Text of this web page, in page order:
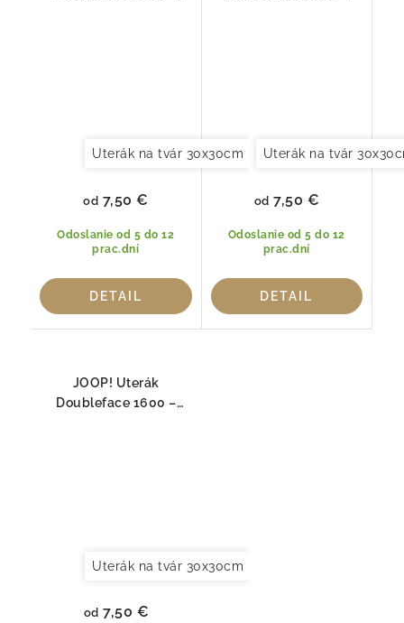
Uterák na tvár 30x30cm Uterák pre hostí
Odoslanie od 5 do 12
prac.dní
od 7,50 €
DETAIL
Uterák na tvár
Odoslanie od 5 do 12
prac.dní
od 7,50 €
DETAIL
JOOP! Uterák
Doubleface 1600 –
Uterák na tvár 30x30cm
od 7,50 €